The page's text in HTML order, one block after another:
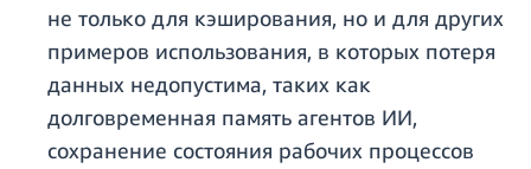
не только для кэширования, но и для других
примеров использования, в которых потеря
данных недопустима, таких как
долговременная память агентов ИИ,
сохранение состояния рабочих процессов